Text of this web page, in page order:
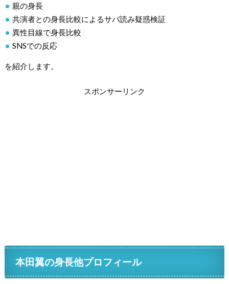
親の身長
共演者との身長比較によるサバ読み疑惑検証
異性目線で身長比較
SNSでの反応
を紹介します。
スポンサーリンク
本田翼の身長他プロフィール